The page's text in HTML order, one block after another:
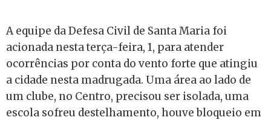
A equipe da Defesa Civil de Santa Maria foi
acionada nesta terça-feira, 1, para atender
ocorrências por conta do vento forte que atingiu
a cidade nesta madrugada. Uma área ao lado de
um clube, no Centro, precisou ser isolada, uma
escola sofreu destelhamento, houve bloqueio em